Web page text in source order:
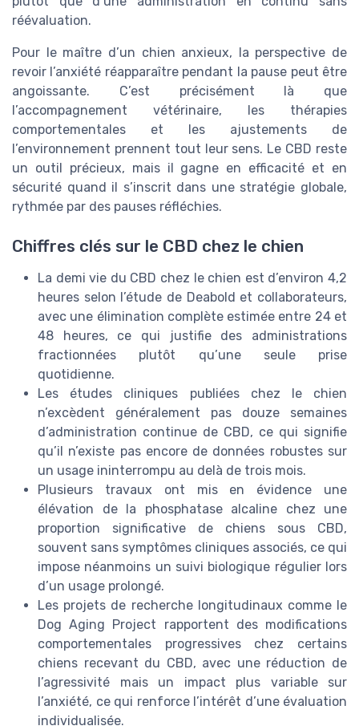
réévaluation.
Pour le maître d’un chien anxieux, la perspective de
revoir l’anxiété réapparaître pendant la pause peut être
angoissante. C’est précisément là que
l’accompagnement vétérinaire, les thérapies
comportementales et les ajustements de
l’environnement prennent tout leur sens. Le CBD reste
un outil précieux, mais il gagne en efficacité et en
sécurité quand il s’inscrit dans une stratégie globale,
rythmée par des pauses réfléchies.
Chiffres clés sur le CBD chez le chien
La demi vie du CBD chez le chien est d’environ 4,2
heures selon l’étude de Deabold et collaborateurs,
avec une élimination complète estimée entre 24 et
48 heures, ce qui justifie des administrations
fractionnées plutôt qu’une seule prise
quotidienne.
Les études cliniques publiées chez le chien
n’excèdent généralement pas douze semaines
d’administration continue de CBD, ce qui signifie
qu’il n’existe pas encore de données robustes sur
un usage ininterrompu au delà de trois mois.
Plusieurs travaux ont mis en évidence une
élévation de la phosphatase alcaline chez une
proportion significative de chiens sous CBD,
souvent sans symptômes cliniques associés, ce qui
impose néanmoins un suivi biologique régulier lors
d’un usage prolongé.
Les projets de recherche longitudinaux comme le
Dog Aging Project rapportent des modifications
comportementales progressives chez certains
chiens recevant du CBD, avec une réduction de
l’agressivité mais un impact plus variable sur
l’anxiété, ce qui renforce l’intérêt d’une évaluation
individualisée.